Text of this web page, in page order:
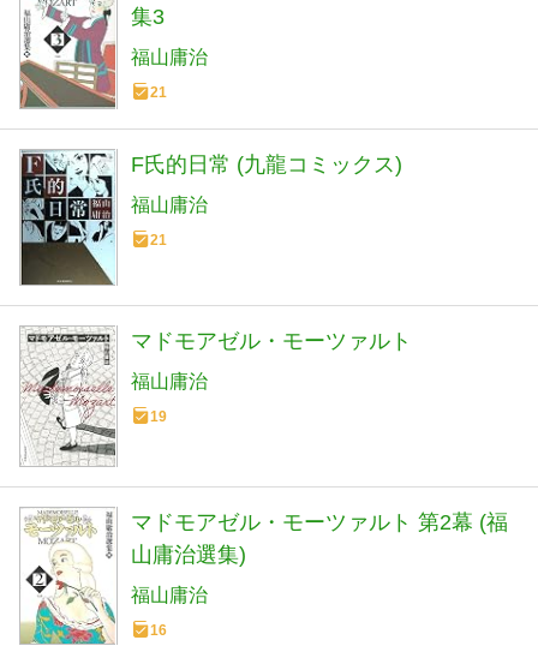
集3
福山庸治
21
F氏的日常 (九龍コミックス)
福山庸治
21
マドモアゼル・モーツァルト
福山庸治
19
マドモアゼル・モーツァルト 第2幕 (福
山庸治選集)
福山庸治
16